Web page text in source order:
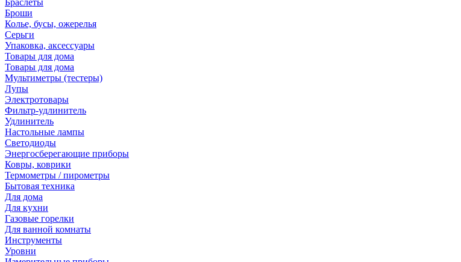
Браслеты
Броши
Колье, бусы, ожерелья
Серьги
Упаковка, аксессуары
Товары для дома
Товары для дома
Мультиметры (тестеры)
Лупы
Электротовары
Фильтр-удлинитель
Удлинитель
Настольные лампы
Светодиоды
Энергосберегающие приборы
Ковры, коврики
Термометры / пирометры
Бытовая техника
Для дома
Для кухни
Газовые горелки
Для ванной комнаты
Инструменты
Уровни